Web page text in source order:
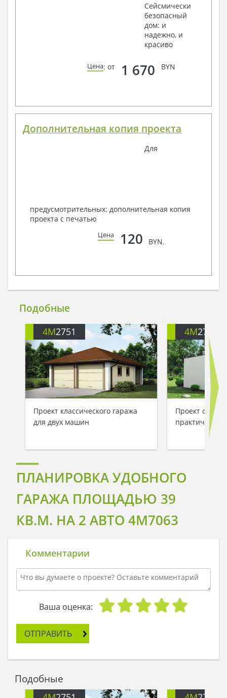
Сейсмически
безопасный
дом: и
надежно, и
красиво
Цена: от 1 670 BYN
Дополнительная копия проекта
Для
предусмотрительных: дополнительная копия
проекта с печатью
Цена 120 BYN.
Подобные
4M2751
Проект классического гаража
для двух машин
4M2752
Проект
практичного
ПЛАНИРОВКА УДОБНОГО
ГАРАЖА ПЛОЩАДЬЮ 39
КВ.М. НА 2 АВТО 4M7063
Комментарии
Ваша оценка:
ОТПРАВИТЬ
Подобные